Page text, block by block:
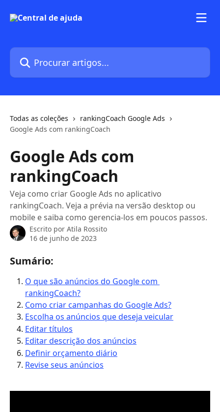
Procurar artigos...
Todas as coleções
rankingCoach Google Ads
Google Ads com rankingCoach
Google Ads com
rankingCoach
Veja como criar Google Ads no aplicativo
rankingCoach. Veja a prévia na versão desktop ou
mobile e saiba como gerencia-los em poucos passos.
Escrito por Atila Rossito
16 de junho de 2023
Sumário:
O que são anúncios do Google com
rankingCoach?
Como criar campanhas do Google Ads?
Escolha os anúncios que deseja veicular
Editar títulos
Editar descrição dos anúncios
Definir orçamento diário
Revise seus anúncios